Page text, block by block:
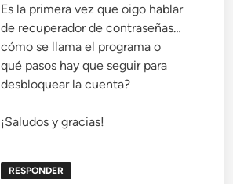
Es la primera vez que oigo hablar
de recuperador de contraseñas…
cómo se llama el programa o
qué pasos hay que seguir para
desbloquear la cuenta?
¡Saludos y gracias!
RESPONDER